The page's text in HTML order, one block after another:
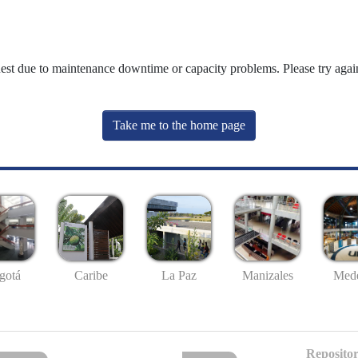
due to maintenance downtime or capacity problems. Please try
Take me to the home page
Caribe La Paz Manizales